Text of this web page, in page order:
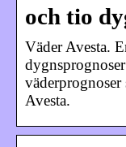
och tio
Väder Avesta.
Avesta.